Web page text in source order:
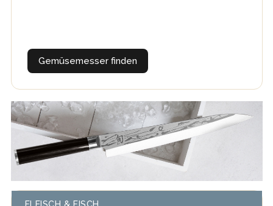
Gemüsemesser finden
FLEISCH & FISCH